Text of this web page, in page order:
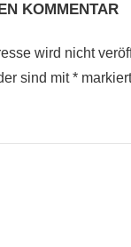
KOMMENTAR
wird nicht
sind mit* markiert